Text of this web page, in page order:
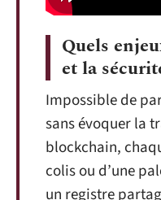
Quels
et la
Impossible de
sans évoquer la
blockchain,
colis ou d’une
un registre